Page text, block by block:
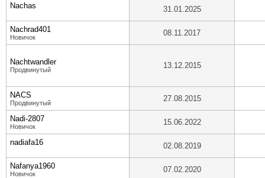
Nachas 31.01.2025
Nachrad401
Новичок 08.11.2017
Nachtwandler
Продвинутый 13.12.2015
NACS
Продвинутый 27.08.2015
Nadi-2807
Новичок 15.06.2022
nadiafa16 02.08.2019
Nafanya1960
Новичок 07.02.2020